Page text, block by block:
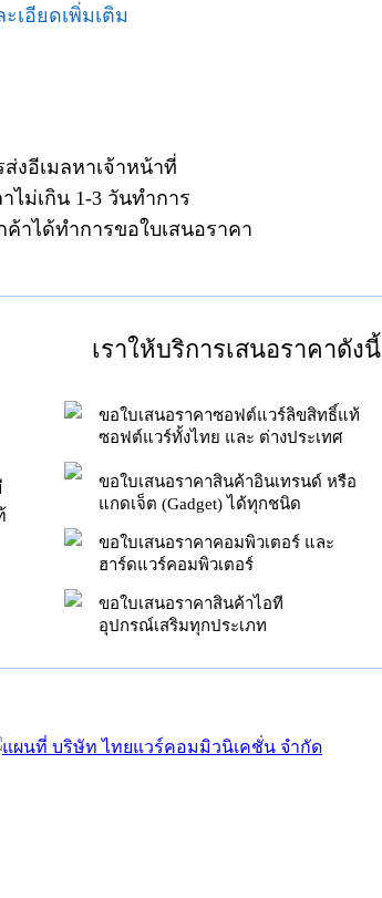
ะเอียดเพิ่มเติม
งอีเมลหาเจ้าหน้าที่
ไม่เกิน 1-3 วันทำการ
าได้ทำการขอใบเสนอราคา
เราให้บริการเสนอราคาดังนี้
ขอใบเสนอราคาซอฟต์แวร์ลิขสิทธิ์แท้
ซอฟต์แวร์ทั้งไทย และ ต่างประเทศ
ขอใบเสนอราคาสินค้าอินเทรนด์ หรือ
แกดเจ็ต (Gadget) ได้ทุกชนิด
ขอใบเสนอราคาคอมพิวเตอร์ และ
ฮาร์ดแวร์คอมพิวเตอร์
ขอใบเสนอราคาสินค้าไอที
อุปกรณ์เสริมทุกประเภท